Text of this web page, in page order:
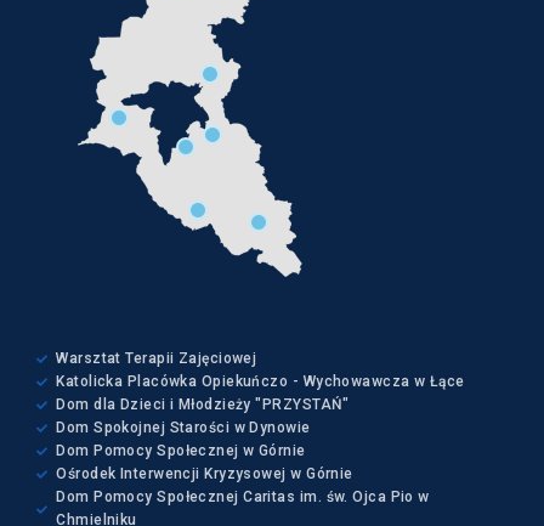
Warsztat Terapii Zajęciowej
Katolicka Placówka Opiekuńczo - Wychowawcza w Łące
Dom dla Dzieci i Młodzieży "PRZYSTAŃ"
Dom Spokojnej Starości w Dynowie
Dom Pomocy Społecznej w Górnie
Ośrodek Interwencji Kryzysowej w Górnie
Dom Pomocy Społecznej Caritas im. św. Ojca Pio w
Chmielniku